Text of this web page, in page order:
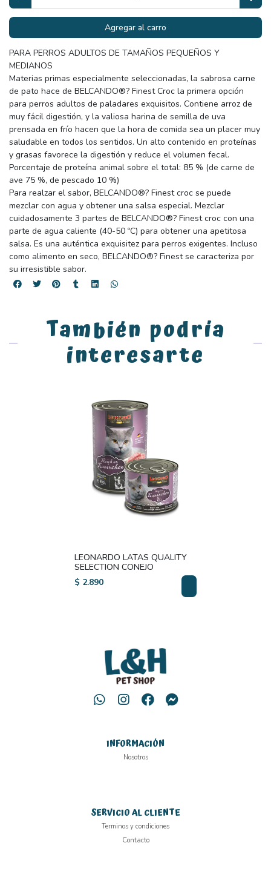
Agregar al carro
PARA PERROS ADULTOS DE TAMAÑOS PEQUEÑOS Y
MEDIANOS
Materias primas especialmente seleccionadas, la sabrosa carne
de pato hace de BELCANDO®? Finest Croc la primera opción
para perros adultos de paladares exquisitos. Contiene arroz de
muy fácil digestión, y la valiosa harina de semilla de uva
prensada en frío hacen que la hora de comida sea un placer muy
saludable en todos los sentidos. Un alto contenido en proteínas
y grasas favorece la digestión y reduce el volumen fecal.
Porcentaje de proteína animal sobre el total: 85 % (de carne de
ave 75 %, de pescado 10 %)
Para realzar el sabor, BELCANDO®? Finest croc se puede
mezclar con agua y obtener una salsa especial. Mezclar
cuidadosamente 3 partes de BELCANDO®? Finest croc con una
parte de agua caliente (40-50 ºC) para obtener una apetitosa
salsa. Es una auténtica exquisitez para perros exigentes. Incluso
como alimento en seco, BELCANDO®? Finest se caracteriza por
su irresistible sabor.
También podría
interesarte
LEONARDO LATAS QUALITY
SELECTION CONEJO
$ 2.890
INFORMACIÓN
Nosotros
SERVICIO AL CLIENTE
Terminos y condiciones
Contacto